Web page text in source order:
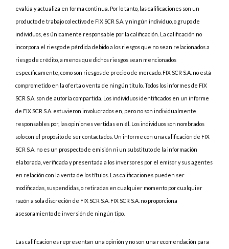
evalúa y actualiza en forma continua. Por lo tanto, las calificaciones son un
producto de trabajo colectivo de FIX SCR S.A. y ningún individuo, o grupo de
individuos, es únicamente responsable por la calificación. La calificación no
incorpora el riesgo de pérdida debido a los riesgos que no sean relacionados a
riesgo de crédito, a menos que dichos riesgos sean mencionados
específicamente, como son riesgos de precio o de mercado. FIX SCR S.A. no está
comprometido en la oferta o venta de ningún título. Todos los informes de FIX
SCR S.A. son de autoría compartida. Los individuos identificados en un informe
de FIX SCR S.A. estuvieron involucrados en, pero no son individualmente
responsables por, las opiniones vertidas en él. Los individuos son nombrados
solo con el propósito de ser contactados. Un informe con una calificación de FIX
SCR S.A. no es un prospecto de emisión ni un substituto de la información
elaborada, verificada y presentada a los inversores por el emisor y sus agentes
en relación con la venta de los títulos. Las calificaciones pueden ser
modificadas, suspendidas, o retiradas en cualquier momento por cualquier
razón a sola discreción de FIX SCR S.A. FIX SCR S.A. no proporciona
asesoramiento de inversión de ningún tipo.
Las calificaciones representan una opinión y no son una recomendación para